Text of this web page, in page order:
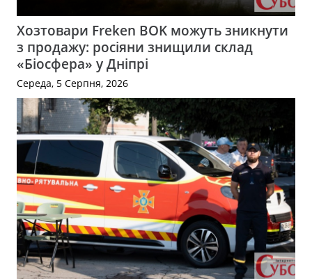
Хозтовари Freken BOK можуть зникнути
з продажу: росіяни знищили склад
«Біосфера» у Дніпрі
Середа, 5 Серпня, 2026